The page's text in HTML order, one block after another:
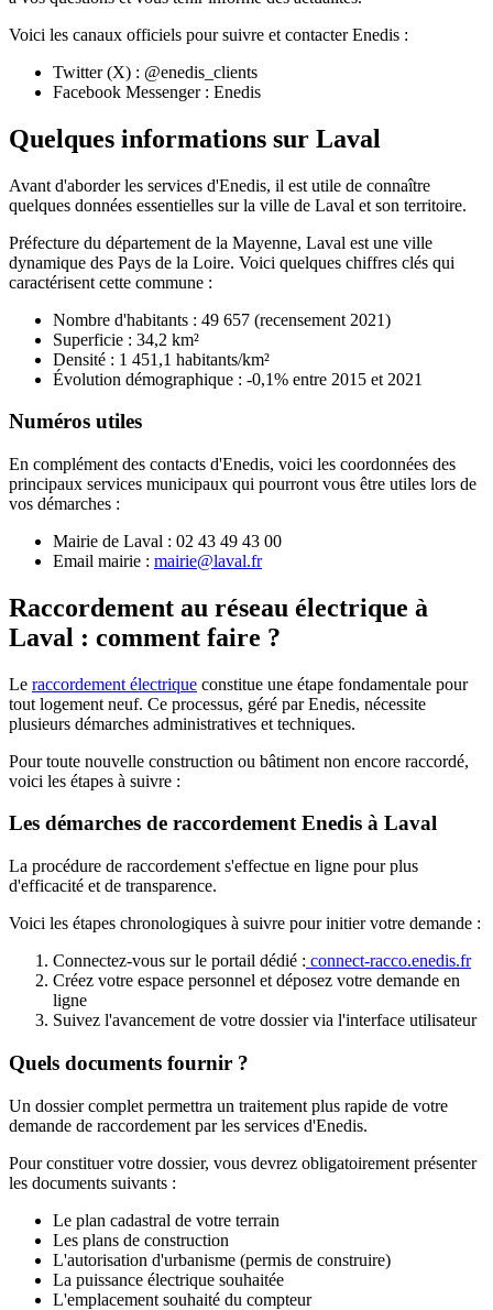
Voici les canaux officiels pour suivre et contacter Enedis :
Twitter (X) : @enedis_clients
Facebook Messenger : Enedis
Quelques informations sur Laval
Avant d'aborder les services d'Enedis, il est utile de connaître
quelques données essentielles sur la ville de Laval et son territoire.
Préfecture du département de la Mayenne, Laval est une ville
dynamique des Pays de la Loire. Voici quelques chiffres clés qui
caractérisent cette commune :
Nombre d'habitants : 49 657 (recensement 2021)
Superficie : 34,2 km²
Densité : 1 451,1 habitants/km²
Évolution démographique : -0,1% entre 2015 et 2021
Numéros utiles
En complément des contacts d'Enedis, voici les coordonnées des
principaux services municipaux qui pourront vous être utiles lors de
vos démarches :
Mairie de Laval : 02 43 49 43 00
Email mairie : mairie@laval.fr
Raccordement au réseau électrique à
Laval : comment faire ?
Le raccordement électrique constitue une étape fondamentale pour
tout logement neuf. Ce processus, géré par Enedis, nécessite
plusieurs démarches administratives et techniques.
Pour toute nouvelle construction ou bâtiment non encore raccordé,
voici les étapes à suivre :
Les démarches de raccordement Enedis à Laval
La procédure de raccordement s'effectue en ligne pour plus
d'efficacité et de transparence.
Voici les étapes chronologiques à suivre pour initier votre demande :
Connectez-vous sur le portail dédié : connect-racco.enedis.fr
Créez votre espace personnel et déposez votre demande en
ligne
Suivez l'avancement de votre dossier via l'interface utilisateur
Quels documents fournir ?
Un dossier complet permettra un traitement plus rapide de votre
demande de raccordement par les services d'Enedis.
Pour constituer votre dossier, vous devrez obligatoirement présenter
les documents suivants :
Le plan cadastral de votre terrain
Les plans de construction
L'autorisation d'urbanisme (permis de construire)
La puissance électrique souhaitée
L'emplacement souhaité du compteur